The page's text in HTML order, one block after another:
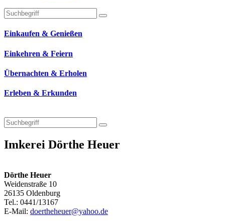
Technisches Feld: Suchfeld
Technisches Feld: Suchbutton
Suche absenden
Einkaufen & Genießen
Einkehren & Feiern
Übernachten & Erholen
Erleben & Erkunden
Imkerei Dörthe Heuer
Dörthe Heuer
Weidenstraße 10
26135 Oldenburg
Tel.: 0441/13167
E-Mail: doertheheuer@yahoo.de